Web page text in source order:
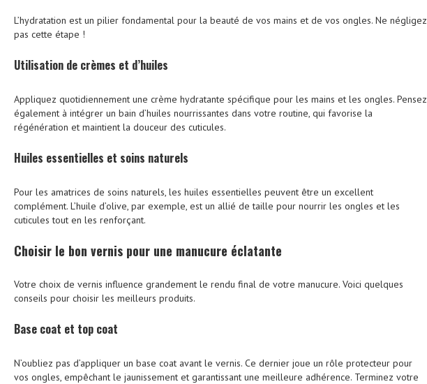
L’hydratation est un pilier fondamental pour la beauté de vos mains et de vos ongles. Ne négligez
pas cette étape !
Utilisation de crèmes et d’huiles
Appliquez quotidiennement une crème hydratante spécifique pour les mains et les ongles. Pensez
également à intégrer un bain d’huiles nourrissantes dans votre routine, qui favorise la
régénération et maintient la douceur des cuticules.
Huiles essentielles et soins naturels
Pour les amatrices de soins naturels, les huiles essentielles peuvent être un excellent
complément. L’huile d’olive, par exemple, est un allié de taille pour nourrir les ongles et les
cuticules tout en les renforçant.
Choisir le bon vernis pour une manucure éclatante
Votre choix de vernis influence grandement le rendu final de votre manucure. Voici quelques
conseils pour choisir les meilleurs produits.
Base coat et top coat
N’oubliez pas d’appliquer un base coat avant le vernis. Ce dernier joue un rôle protecteur pour
vos ongles, empêchant le jaunissement et garantissant une meilleure adhérence. Terminez votre